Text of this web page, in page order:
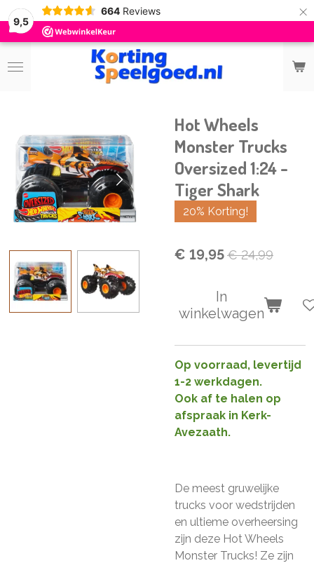
9,5
664 Reviews ×
Hot Wheels
Monster Trucks
Oversized 1:24 -
Tiger Shark
20% Korting!
€ 19,95€ 24,99
In
winkelwagen
Op voorraad, levertijd
1-2 werkdagen.
Ook af te halen op
afspraak in Kerk-
Avezaath.
De meest gruwelijke
trucks voor wedstrijden
en ultieme overheersing
zijn deze Hot Wheels
Monster Trucks! Ze zijn